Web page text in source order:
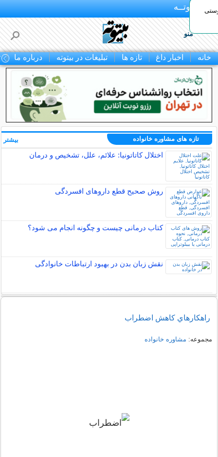
بـیتوتــه
منو
خانه اخبار داغ تازه ها تبلیغات در بیتوته درباره ما
تازه های مشاوره خانواده
اختلال کاتاتونیا: علائم، علل، تشخیص و درمان
روش صحیح قطع داروهای افسردگی
کتاب درمانی چیست و چگونه انجام می شود؟
نقش زبان بدن در بهبود ارتباطات خانوادگی
بیشتر
راهكارهاي كاهش اضطراب
مجموعه: مشاوره خانواده